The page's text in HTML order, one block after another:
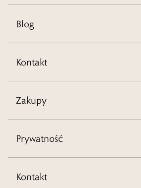
Blog
Kontakt
Zakupy
Prywatność
Kontakt